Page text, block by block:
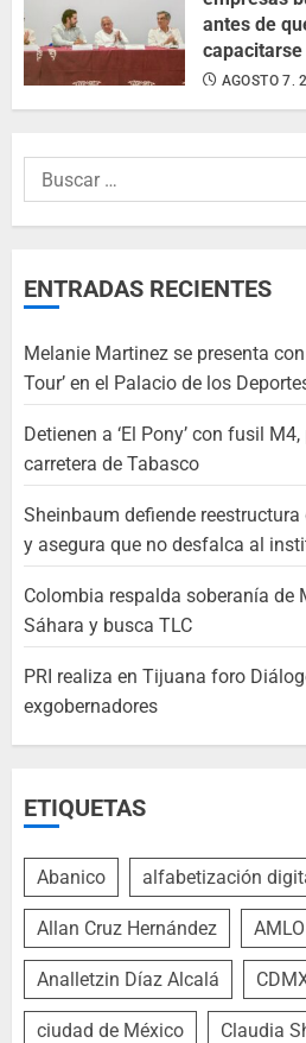
antes de
capacitarse
AGOSTO 7,
ENTRADAS RECIENTES
Melanie Martinez se presenta
Tour’ en el Palacio de los
Detienen a ‘El Pony’ con fusil
carretera de Tabasco
Sheinbaum defiende
y asegura que no desfalca al
Colombia respalda soberanía de
Sáhara y busca TLC
PRI realiza en Tijuana foro
exgobernadores
ETIQUETAS
Abanico alfabetización
Allan Cruz Hernández AMLO
Analletzin Díaz Alcalá
ciudad de México Claudia